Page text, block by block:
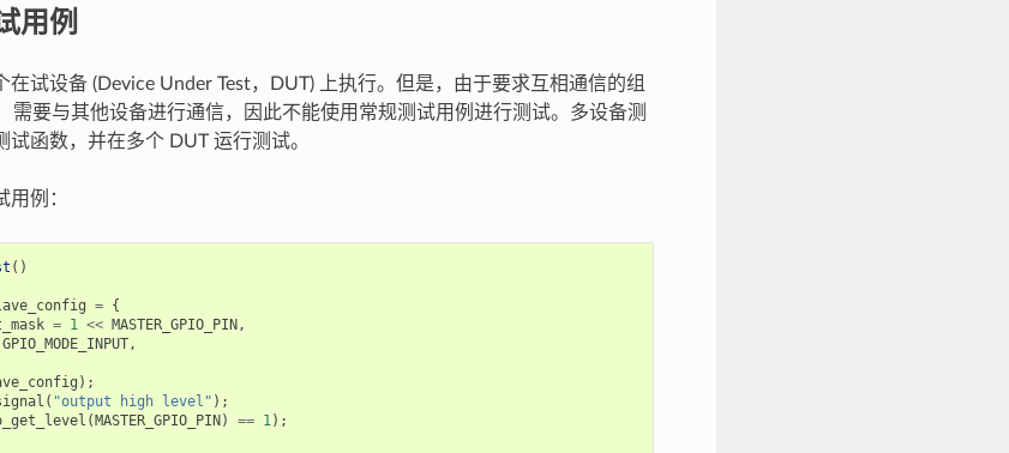
用例
在试设备 (Device Under Test，DUT) 上执行。但是，由于要求互相通信的组
需要与其他设备进行通信，因此不能使用常规测试用例进行测试。多设备测
函数，并在多个 DUT 运行测试。
例：
()
= {
= 1 << MASTER_GPIO_PIN,
GPIO_MODE_INPUT,
);
( "output high level" );
(MASTER_GPIO_PIN) == 1);